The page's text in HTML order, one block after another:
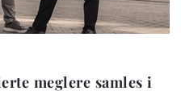
meglere samles i